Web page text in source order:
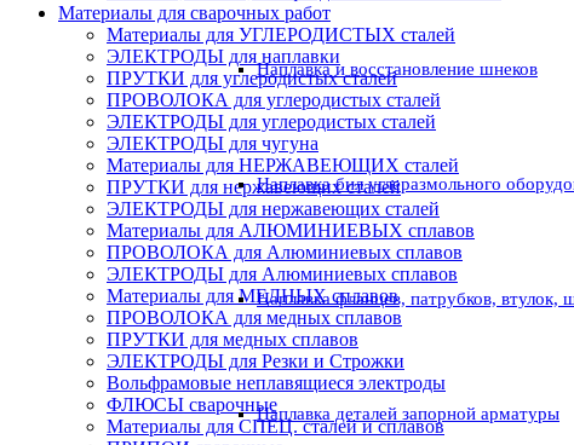
Наплавка и восстановление шнеков
Наплавка бил углеразмольного
Наплавка фланцев, патрубков, втулок,
Наплавка деталей запорной арматуры
Материалы для сварочных работ
Материалы для УГЛЕРОДИСТЫХ сталей
ЭЛЕКТРОДЫ для наплавки
ПРУТКИ для углеродистых сталей
ПРОВОЛОКА для углеродистых сталей
ЭЛЕКТРОДЫ для углеродистых сталей
ЭЛЕКТРОДЫ для чугуна
Материалы для НЕРЖАВЕЮЩИХ сталей
ПРУТКИ для нержавеющих сталей
ЭЛЕКТРОДЫ для нержавеющих сталей
Материалы для АЛЮМИНИЕВЫХ сплавов
ПРОВОЛОКА для Алюминиевых сплавов
ЭЛЕКТРОДЫ для Алюминиевых сплавов
Материалы для МЕДНЫХ сплавов
ПРОВОЛОКА для медных сплавов
ПРУТКИ для медных сплавов
ЭЛЕКТРОДЫ для Резки и Строжки
Вольфрамовые неплавящиеся электроды
ФЛЮСЫ сварочные
Материалы для СПЕЦ. сталей и сплавов